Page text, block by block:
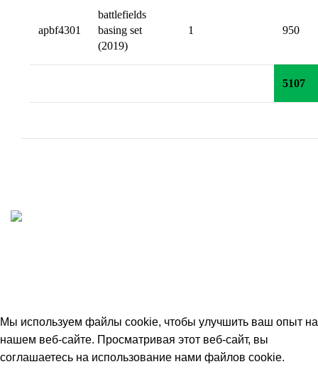
apbf4301
battlefields
basing set
(2019)
1 950
5107
Мы используем файлы cookie, чтобы улучшить ваш опыт на
нашем веб-сайте. Просматривая этот веб-сайт, вы
соглашаетесь на использование нами файлов cookie.